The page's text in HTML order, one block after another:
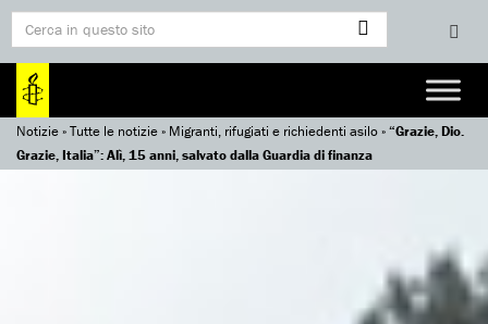
Notizie»Tutte le notizie» Migranti, rifugiati e richiedenti asilo»“Grazie, Dio.
Grazie, Italia”: Alì, 15 anni, salvato dalla Guardia di finanza